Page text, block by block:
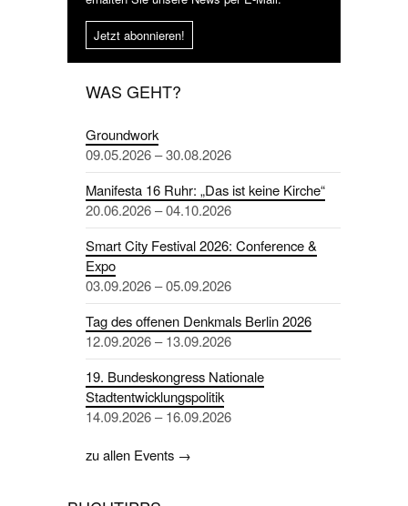
Jetzt abonnieren!
WAS GEHT?
Groundwork
09.05.2026 – 30.08.2026
Manifesta 16 Ruhr: „Das ist keine Kirche“
20.06.2026 – 04.10.2026
Smart City Festival 2026: Conference &
Expo
03.09.2026 – 05.09.2026
Tag des offenen Denkmals Berlin 2026
12.09.2026 – 13.09.2026
19. Bundeskongress Nationale
Stadtentwicklungspolitik
14.09.2026 – 16.09.2026
zu allen Events →